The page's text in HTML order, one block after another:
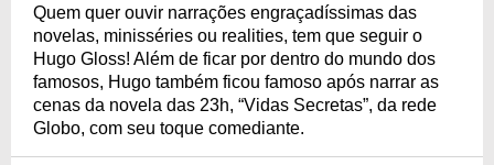
Quem quer ouvir narrações engraçadíssimas das
novelas, minisséries ou realities, tem que seguir o
Hugo Gloss! Além de ficar por dentro do mundo dos
famosos, Hugo também ficou famoso após narrar as
cenas da novela das 23h, “Vidas Secretas”, da rede
Globo, com seu toque comediante.